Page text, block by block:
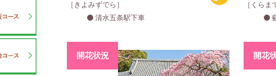
［きよみずでら］
清水五条駅下車
［くらま
開花状況 開花